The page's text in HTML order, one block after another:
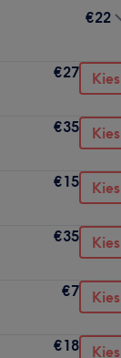
€22
€27 Kies
€35 Kies
€15 Kies
€35 Kies
€7 Kies
€18 Kies